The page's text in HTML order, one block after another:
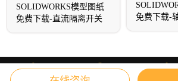
SOLIDWORKS模型图纸
免费下载-直流隔离开关
免费下载-